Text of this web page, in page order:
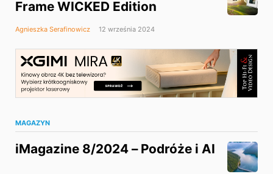
Frame WICKED Edition
Agnieszka Serafinowicz 12 września 2024
MAGAZYN
iMagazine 8/2024 – Podróże i AI